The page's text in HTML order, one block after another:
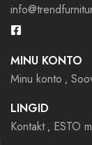
MINU KONTO
Minu konto
LINGID
Kontakt
ESTO